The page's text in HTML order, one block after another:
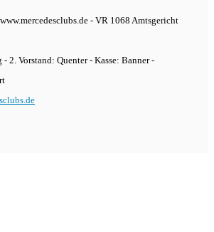
- VR 1068 Amtsgericht
2. Vorstand: Quenter - Kasse: Banner -